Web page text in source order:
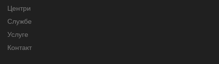
Центри
Службе
Услуге
Контакт